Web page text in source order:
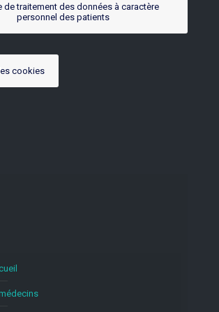
de traitement des données à caractère
personnel des patients
cookies